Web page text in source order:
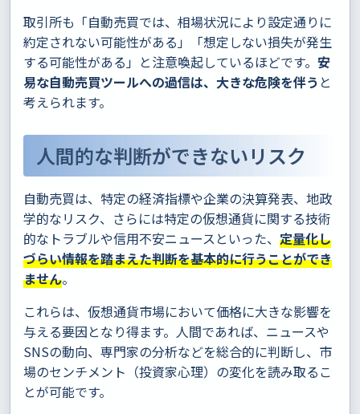
取引所も「自動売買では、相場状況により設定通りに
約定されない可能性がある」「想定しない損失が発生
する可能性がある」と注意喚起しているほどです。 安
易な自動売買ツールへの過信は、大きな危険を伴う と
考えられます。
人間的な判断ができないリスク
自動売買は、特定の経済指標や企業の決算発表、地政
学的なリスク、さらには特定の仮想通貨に関する技術
的なトラブルや信用不安ニュースといった、 定量化し
づらい情報を踏まえた判断を基本的に行うことができ
ません。
これらは、仮想通貨市場において価格に大きな影響を
与える要因となり得ます。人間であれば、ニュースや
SNSの動向、専門家の分析などを総合的に判断し、市
場のセンチメント（投資家心理）の変化を読み取るこ
とが可能です。